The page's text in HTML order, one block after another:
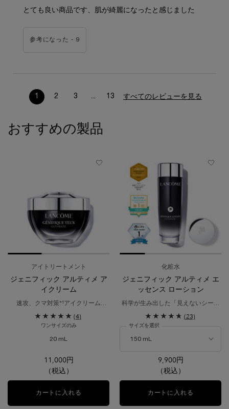
とても良い商品です、肌が綺麗になったと感じました
参考になった - 9
ページ 1/13。 現在のページ
2 3 ... 13 すべてのレビューを見る
PDP Slot 1 Section
おすすめの製品
アイトリートメント
ジェニフィック アルティメ ア
イクリーム
速攻、クマ対策*¹アイクリーム​
(4)
ワンサイズのみ
20 mL
11,000円
（税込）
カートに入れる ジェニフィック アルティメ アイクリーム
化粧水
ジェニフィック アルティメ エ
ッセンス ローション
科学が生み出した「見えないシート
瞬間ツヤ仕込み、満ちるハリ体験。​
(23)
サイズを選択
9,900円
（税込）
カートに入れる